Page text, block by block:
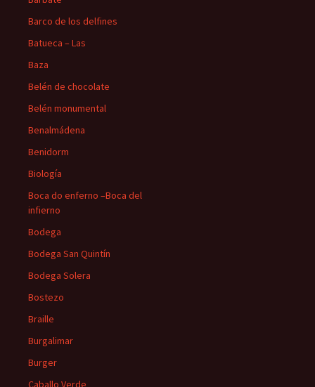
Barco de los delfines
Batueca – Las
Baza
Belén de chocolate
Belén monumental
Benalmádena
Benidorm
Biología
Boca do enferno –Boca del
infierno
Bodega
Bodega San Quintín
Bodega Solera
Bostezo
Braille
Burgalimar
Burger